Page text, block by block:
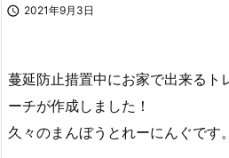
 2021年9月3日
蔓延防止措置中にお家で出来るト
ーチが作成しました！
久々のまんぼうとれーにんぐです。